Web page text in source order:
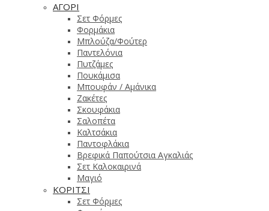
ΑΓΟΡΙ
Σετ Φόρμες
Φορμάκια
Μπλούζα/Φούτερ
Παντελόνια
Πυτζάμες
Πουκάμισα
Μπουφάν / Αμάνικα
Ζακέτες
Σκουφάκια
Σαλοπέτα
Καλτσάκια
Παντοφλάκια
Βρεφικά Παπούτσια Αγκαλιάς
Σετ Καλοκαιρινά
Μαγιό
ΚΟΡΙΤΣΙ
Σετ Φόρμες